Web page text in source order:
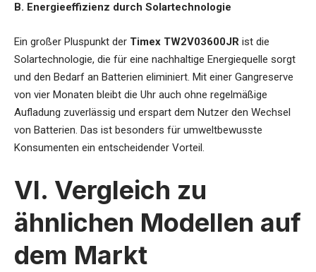
B. Energieeffizienz durch Solartechnologie
Ein großer Pluspunkt der Timex TW2V03600JR ist die
Solartechnologie, die für eine nachhaltige Energiequelle sorgt
und den Bedarf an Batterien eliminiert. Mit einer Gangreserve
von vier Monaten bleibt die Uhr auch ohne regelmäßige
Aufladung zuverlässig und erspart dem Nutzer den Wechsel
von Batterien. Das ist besonders für umweltbewusste
Konsumenten ein entscheidender Vorteil.
VI. Vergleich zu
ähnlichen Modellen auf
dem Markt